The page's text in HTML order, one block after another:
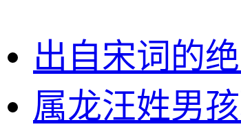
出自宋词的
属龙汪姓男